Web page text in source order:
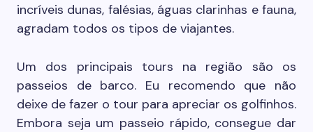
incríveis dunas, falésias, águas clarinhas e fauna,
agradam todos os tipos de viajantes.
Um dos principais tours na região são os
passeios de barco. Eu recomendo que não
deixe de fazer o tour para apreciar os golfinhos.
Embora seja um passeio rápido, consegue dar